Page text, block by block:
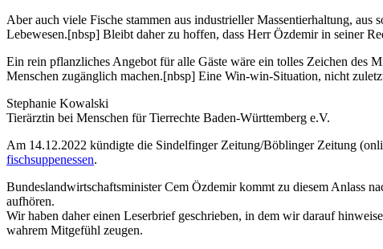
Aber auch viele Fische stammen aus industrieller Massentierhaltung,
Lebewesen.[nbsp] Bleibt daher zu hoffen, dass Herr Özdemir in seiner
Ein rein pflanzliches Angebot für alle Gäste wäre ein tolles Zeichen des
Menschen zugänglich machen.[nbsp] Eine Win-win-Situation, nicht
Stephanie Kowalski
Tierärztin bei Menschen für Tierrechte Baden-Württemberg e.V.
Am 14.12.2022 kündigte die Sindelfinger Zeitung/Böblinger Zeitung
fischsuppenessen.
Bundeslandwirtschaftsminister Cem Özdemir kommt zu diesem Anlass
aufhören.
Wir haben daher einen Leserbrief geschrieben, in dem wir darauf
wahrem Mitgefühl zeugen.